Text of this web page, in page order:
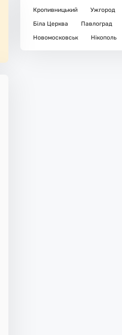
Кропивницький
Ужгород
Біла Церква
Павлоград
Новомосковськ
Нікополь